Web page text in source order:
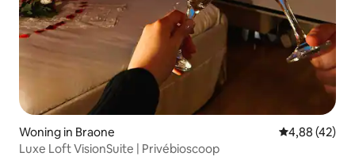
Woning in Braone Gemiddelde
4,88 (42)
Luxe Loft VisionSuite | Privébioscoop